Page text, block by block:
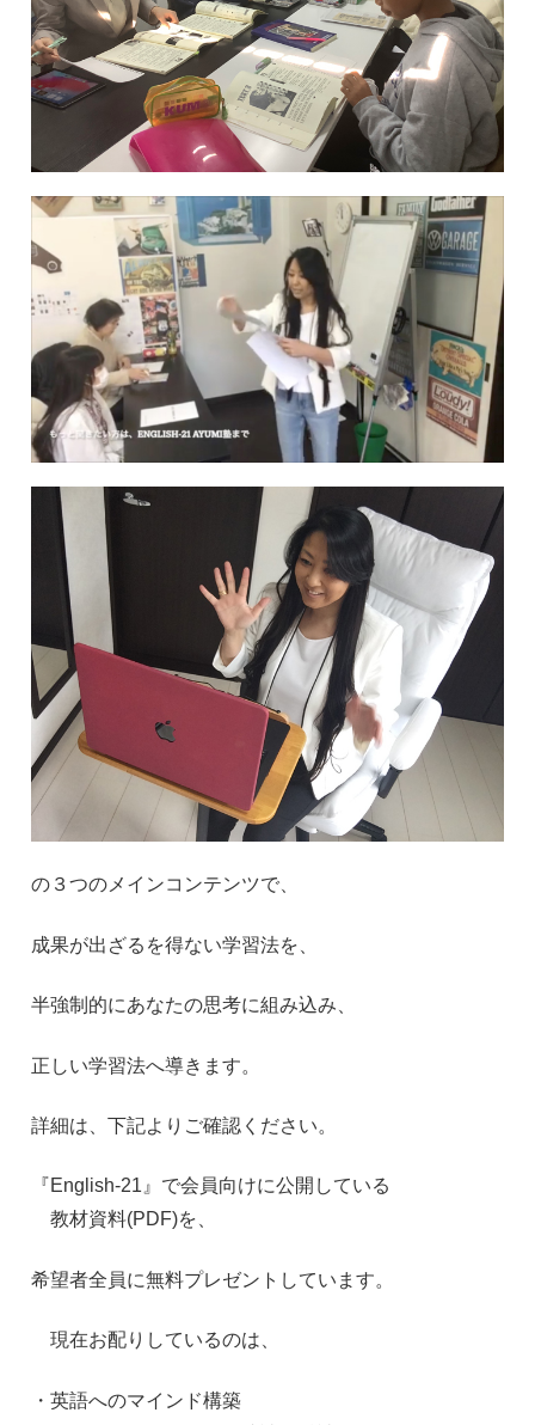
の３つのメインコンテンツで、
成果が出ざるを得ない学習法を、
半強制的にあなたの思考に組み込み、
正しい学習法へ導きます。
詳細は、下記よりご確認ください。
『English-21 』で会員向けに公開している
教材資料(PDF)を、
希望者全員に無料プレゼントしています。
現在お配りしているのは、
・英語へのマインド構築